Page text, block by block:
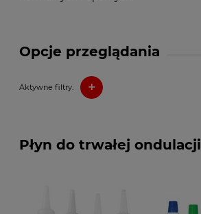
Opcje przeglądania
Aktywne filtry: +
Płyn do trwałej ondulacji